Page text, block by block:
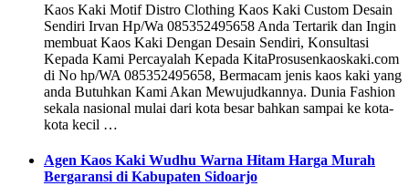
Kaos Kaki Motif Distro Clothing Kaos Kaki Custom Desain
Sendiri Irvan Hp/Wa 085352495658 Anda Tertarik dan Ingin
membuat Kaos Kaki Dengan Desain Sendiri, Konsultasi
Kepada Kami Percayalah Kepada KitaProsusenkaoskaki.com
di No hp/WA 085352495658, Bermacam jenis kaos kaki yang
anda Butuhkan Kami Akan Mewujudkannya. Dunia Fashion
sekala nasional mulai dari kota besar bahkan sampai ke kota-
kota kecil …
Agen Kaos Kaki Wudhu Warna Hitam Harga Murah
Bergaransi di Kabupaten Sidoarjo